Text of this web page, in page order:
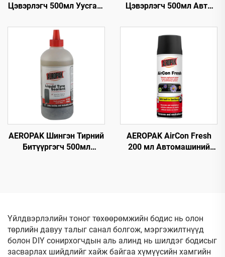
Цэвэрлэгч 500мл Уусгагч
Цэвэрлэгч Тос Цэвэрлэх
Хэрэгсэл
Цэвэрлэгч 500мл Авто
Цэвэрлэх Зориулсан
Машины Цэвэрлэгч
AEROPAK Шингэн Тирний
Битүүргэгч 500мл
AEROPAK AirCon Fresh
200 мл Автомашиний
Үйлдвэрлэлийн тоног төхөөрөмжийн бодис нь олон
төрлийн давуу талыг санал болгож, мэргэжилтнүүд
болон DIY сонирхогчдын аль алинд нь шилдэг бодисыг
засварлах шийдлийг хайж байгаа хүмүүсийн хамгийн